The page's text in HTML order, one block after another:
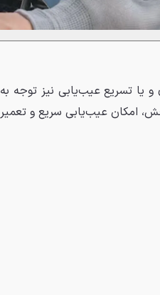
یا تسریع عیب‌یابی نیز توجه به
امکان عیب‌یابی سریع و تعمیر